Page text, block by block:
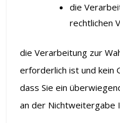
die
rechtlichen
die Verarbeitung zur
erforderlich ist und kein
dass Sie ein
an der Nichtweitergabe